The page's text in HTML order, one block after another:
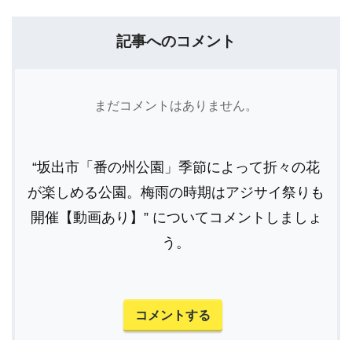
記事へのコメント
まだコメントはありません。
“坂出市「番の州公園」季節によって折々の花
が楽しめる公園。梅雨の時期はアジサイ祭りも
開催【動画あり】” についてコメントしましょ
う。
コメントする